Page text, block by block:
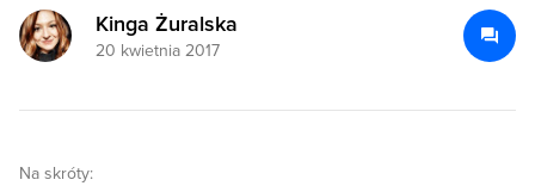
Kinga Żuralska
20 kwietnia 2017
Na skróty: